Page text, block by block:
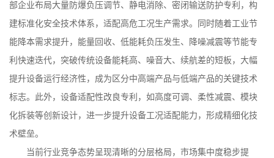
部企业布局大量防爆负压调节、静电消除、密闭输送防护专利，构
建标准化安全技术体系，适配高危工况生产需求。同时随着工业节
能降本需求提升，能量回收、低能耗负压发生、降噪减震等节能专
利快速迭代，突破传统设备能耗高、噪音大、续航差的短板，大幅
提升设备运行经济性，成为区分中高端产品与低端产品的关键技术
标志。此外，设备适配性改良专利，如高度可调、柔性减震、模块
化拆装等创新设计，进一步提升设备工况适配能力，形成精细化技
术壁垒。
当前行业竞争态势呈现清晰的分层格局，市场集中度稳步提